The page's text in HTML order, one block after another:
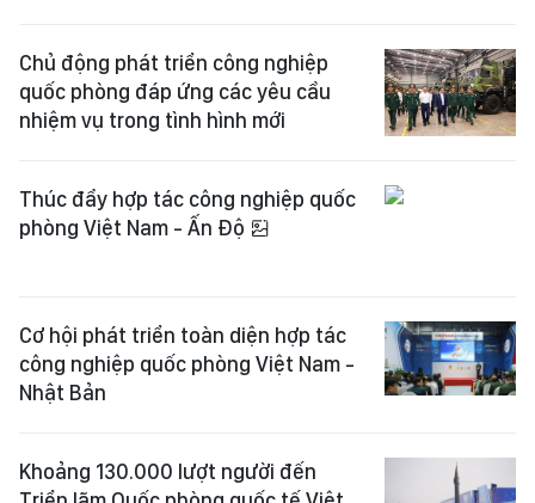
Chủ động phát triển công nghiệp
quốc phòng đáp ứng các yêu cầu
nhiệm vụ trong tình hình mới
Thúc đẩy hợp tác công nghiệp quốc
phòng Việt Nam - Ấn Độ
Cơ hội phát triển toàn diện hợp tác
công nghiệp quốc phòng Việt Nam -
Nhật Bản
Khoảng 130.000 lượt người đến